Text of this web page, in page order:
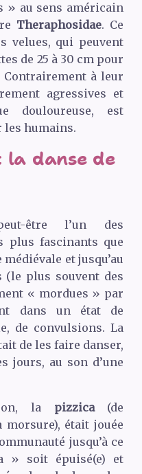
» au sens américain
Theraphosidae. Ce
velues, qui peuvent
de 25 à 30 cm pour
Contrairement à leur
agressives et
douloureuse, est
les humains.
la danse de
être l’un des
plus fascinants que
et jusqu’au
(le plus souvent des
« mordues » par
dans un état de
de convulsions. La
de les faire danser,
jours, au son d’une
la pizzica(de
était jouée
jusqu’à ce
» soit épuisé(e) et